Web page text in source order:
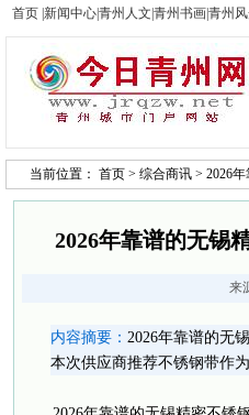
首页 新闻中心青州人文 青州书画青州
当前位置： 首页 > 综合商讯 > 2026
2026年靠谱的无锡
来
内容摘要： 2026年靠谱的无
本次供应商推荐不锈钢带作